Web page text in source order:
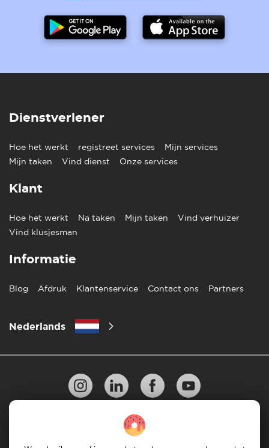
Dienstverlener
Hoe het werkt registreet services
Mijn services
Mijn taken
Vind dienst Onze services
Klant
Hoe het werkt Na taken Mijn taken
Vind verhuizer
Vind klusjesman
Informatie
Blog Afdruk Klantenservice Contact ons Partners
Nederlands
10 regels voor succesvol verhuizen